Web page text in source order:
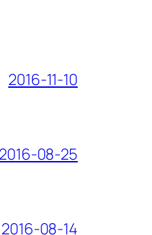
2016-11-10
2016-08-25
2016-08-14